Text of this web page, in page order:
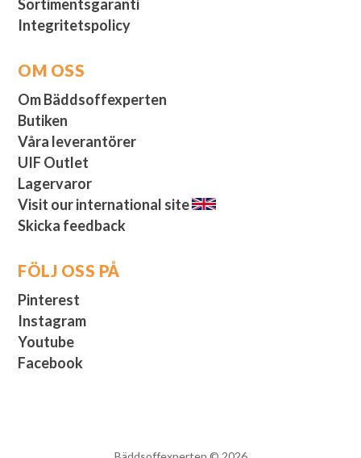
Sortimentsgaranti
Integritetspolicy
OM OSS
Om Bäddsoffexperten
Butiken
Våra leverantörer
UIF Outlet
Lagervaror
Visit our international site
Skicka feedback
FÖLJ OSS PÅ
Pinterest
Instagram
Youtube
Facebook